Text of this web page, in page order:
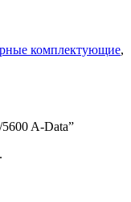
комплектующие,
A-Data”